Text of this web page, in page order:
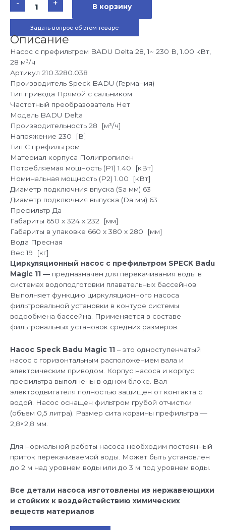
-
товара
Насос
Speck
BADU
Delta
28,
1~
230
1,00
кВт
+ В корзину
Задать вопрос об этом товаре
Описание
Насос с префильтром BADU Delta 28, 1~ 230 В, 1.00 кВт,
28 м³/ч
Артикул 210.3280.038
Производитель Speck BADU (Германия)
Тип привода Прямой с сальником
Частотный преобразователь Нет
Модель BADU Delta
Производительность 28 [м³/ч]
Напряжение 230 [В]
Тип С префильтром
Материал корпуса Полипропилен
Потребляемая мощность (P1) 1.40 [кВт]
Номинальная мощность (P2) 1.00 [кВт]
Диаметр подключния впуска (Sa мм) 63
Диаметр подключния выпуска (Da мм) 63
Префильтр Да
Габариты 650 х 324 х 232 [мм]
Габариты в упаковке 660 х 380 х 280 [мм]
Вода Пресная
Вес 19 [кг]
Циркуляционный насос с префильтром SPECK Badu
Magic 11 — предназначен для перекачивания воды в
системах водоподготовки плавательных бассейнов.
Выполняет функцию циркуляционного насоса
фильтровальной установки в контуре системы
водообмена бассейна. Применяется в составе
фильтровальных установок средних размеров.
Насос Speck Badu Magic 11 – это одноступенчатый
насос с горизонтальным расположением вала и
электрическим приводом. Корпус насоса и корпус
префильтра выполнены в одном блоке. Вал
электродвигателя полностью защищен от контакта с
водой. Насос оснащен фильтром грубой отчистки
(объем 0,5 литра). Размер сита корзины префильтра —
2,8×2,8 мм.
Для нормальной работы насоса необходим постоянный
приток перекачиваемой воды. Может быть установлен
до 2 м над уровнем воды или до 3 м под уровнем воды.
Все детали насоса изготовлены из нержавеющихи
и стойких к воздейстействию химических
веществ материалов